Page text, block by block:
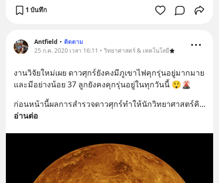
1 บันทึก
Antfield • ติดตาม
25 ก.ค. 2020 เวลา 16:11 • วิทยาศาสตร์ & เทคโนโลยี
งานวิจัยใหม่เผย ดาวศุกร์ยังคงมีภูเขาไฟคุกรุ่นอยู่มากมาย
และมีอย่างน้อย 37 ลูกยังคงคุกรุ่นอยู่ในทุกวันนี้ 😲🌋
ก่อนหน้านี้ผลการสำรวจดาวศุกร์ทำให้นักวิทยาศาสตร์คิ
อ่านต่อ